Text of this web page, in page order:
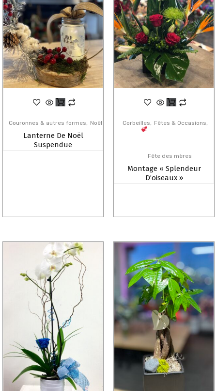
Couronnes & autres formes Noël
Lanterne De Noël
Suspendue
Corbeilles Fêtes & Occasions
Fête des mères
Montage « Splendeur
D’oiseaux »